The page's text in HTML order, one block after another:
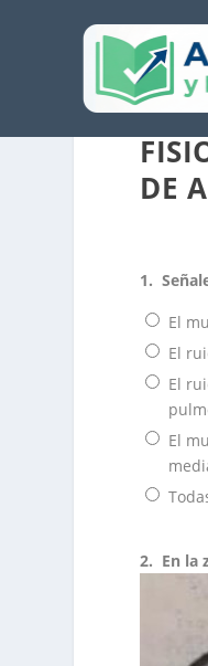
DE
1.
El
El
El
El
2. En la